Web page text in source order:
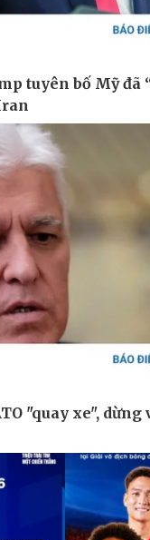
Nghệ sĩ
Thời trang
Sao Việt